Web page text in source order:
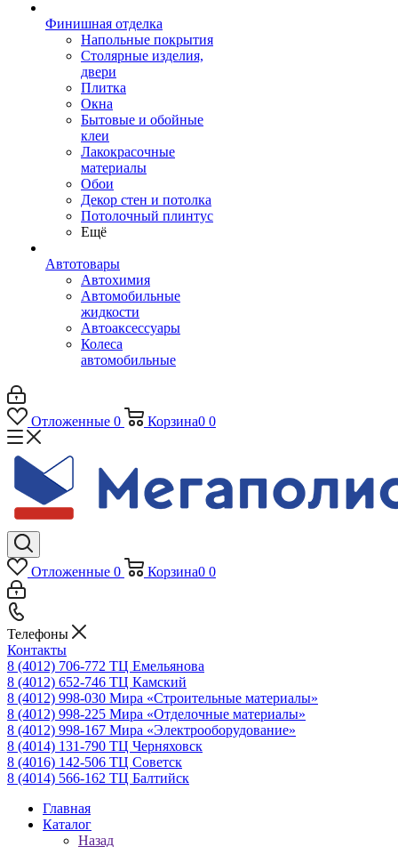
Финишная отделка
Напольные покрытия
Столярные изделия,
двери
Плитка
Окна
Бытовые и обойные
клеи
Лакокрасочные
материалы
Обои
Декор стен и потолка
Потолочный плинтус
Ещё
Автотовары
Автохимия
Автомобильные
жидкости
Автоаксессуары
Колеса
автомобильные
Отложенные 0 Корзина0 0
Отложенные 0 Корзина0 0
Телефоны
Контакты
8 (4012) 706-772 ТЦ Емельянова
8 (4012) 652-746 ТЦ Камский
8 (4012) 998-030 Мира «Строительные материалы»
8 (4012) 998-225 Мира «Отделочные материалы»
8 (4012) 998-167 Мира «Электрооборудование»
8 (4014) 131-790 ТЦ Черняховск
8 (4016) 142-506 ТЦ Советск
8 (4014) 566-162 ТЦ Балтийск
Главная
Каталог
Назад